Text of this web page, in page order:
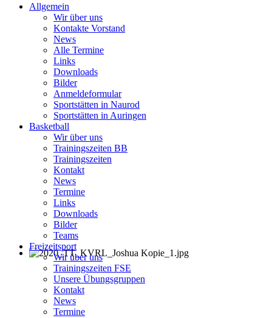
Allgemein
Wir über uns
Kontakte Vorstand
News
Alle Termine
Links
Downloads
Bilder
Anmeldeformular
Sportstätten in Naurod
Sportstätten in Auringen
Basketball
Wir über uns
Trainingszeiten BB
Trainingszeiten
Kontakt
News
Termine
Links
Downloads
Bilder
Teams
Freizeitsport
Wir über uns
Trainingszeiten FSE
Unsere Übungsgruppen
Kontakt
News
Termine